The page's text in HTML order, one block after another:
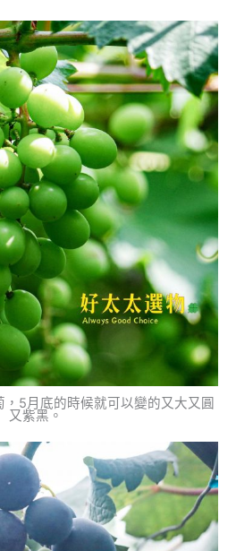
5月底的時候就可以變的又大又圓
又紫黑。